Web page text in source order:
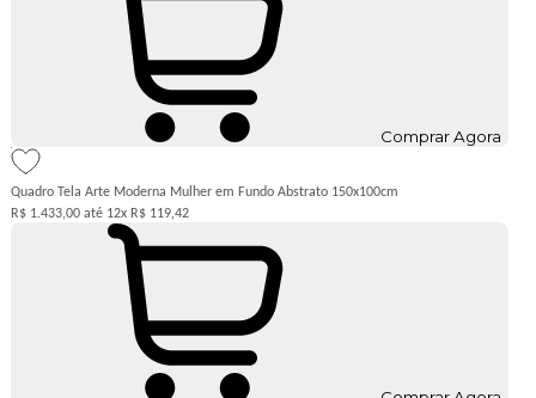
Comprar Agora
Quadro Tela Arte Moderna Mulher em Fundo Abstrato 150x100cm
R$ 1.433,00
12x R$ 119,42